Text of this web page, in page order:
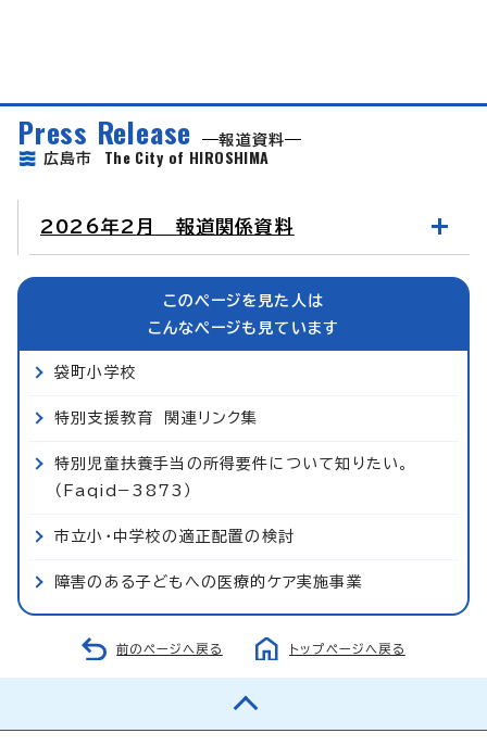
Press Release
報道資料
広島市 The City of HIROSHIMA
2026年2月 報道関係資料
このページを見た人は
こんなページも見ています
袋町小学校
特別支援教育 関連リンク集
特別児童扶養手当の所得要件について知りたい。
（Faqid−3873）
市立小・中学校の適正配置の検討
障害のある子どもへの医療的ケア実施事業
前のページへ戻る トップページへ戻る